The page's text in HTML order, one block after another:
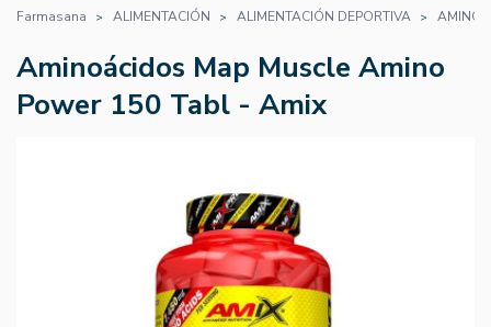
Farmasana ALIMENTACIÓN ALIMENTACIÓN DEPORTIVA
Aminoácidos Map Muscle Amino
Power 150 Tabl - Amix